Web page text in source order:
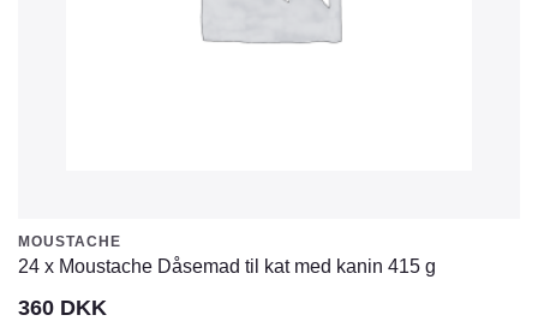
MOUSTACHE
24 x Moustache Dåsemad til kat med kanin 415 g
360 DKK